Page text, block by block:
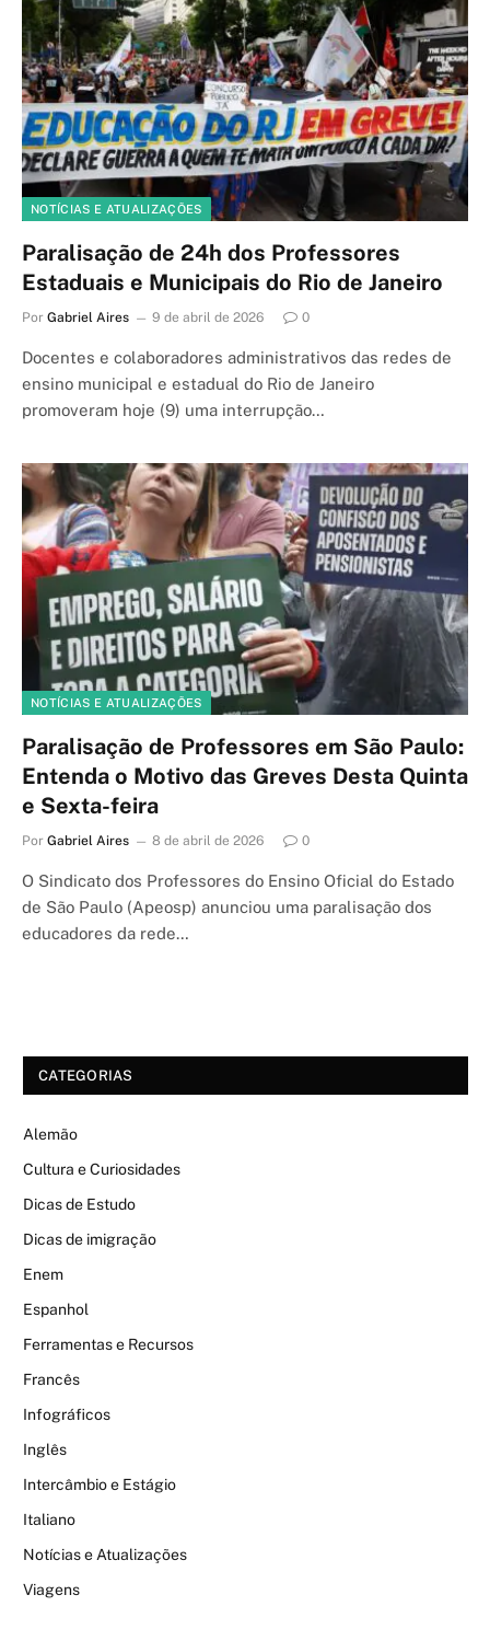
NOTÍCIAS E ATUALIZAÇÕES
Paralisação de 24h dos Professores
Estaduais e Municipais do Rio de Janeiro
Por Gabriel Aires 9 de abril de 2026 0
Docentes e colaboradores administrativos das redes de
ensino municipal e estadual do Rio de Janeiro
promoveram hoje (9) uma interrupção…
NOTÍCIAS E ATUALIZAÇÕES
Paralisação de Professores em São Paulo:
Entenda o Motivo das Greves Desta Quinta
e Sexta-feira
Por Gabriel Aires 8 de abril de 2026 0
O Sindicato dos Professores do Ensino Oficial do Estado
de São Paulo (Apeosp) anunciou uma paralisação dos
educadores da rede…
CATEGORIAS
Alemão
Cultura e Curiosidades
Dicas de Estudo
Dicas de imigração
Enem
Espanhol
Ferramentas e Recursos
Francês
Infográficos
Inglês
Intercâmbio e Estágio
Italiano
Notícias e Atualizações
Viagens